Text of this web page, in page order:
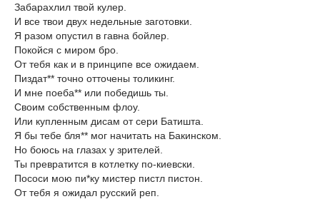
Забарахлил твой кулер.
И все твои двух недельные заготовки.
Я разом опустил в гавна бойлер.
Покойся с миром бро.
От тебя как и в принципе все ожидаем.
Пиздат** точно отточены толикинг.
И мне поеба** или победишь ты.
Своим собственным флоу.
Или купленным дисам от сери Батишта.
Я бы тебе бля** мог начитать на Бакинском.
Но боюсь на глазах у зрителей.
Ты превратится в котлетку по-киевски.
Пососи мою пи*ку мистер пистл пистон.
От тебя я ожидал русский реп.